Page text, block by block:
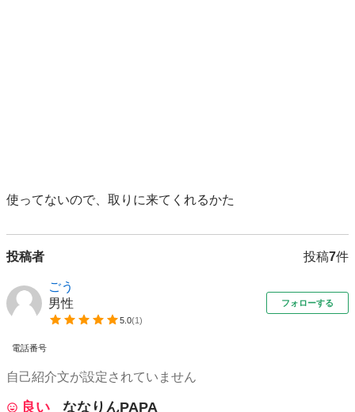
使ってないので、取りに来てくれるかた
投稿者 投稿7件
ごう
男性
5.0(1)
フォローする
電話番号
自己紹介文が設定されていません
良い ななりんPAPA